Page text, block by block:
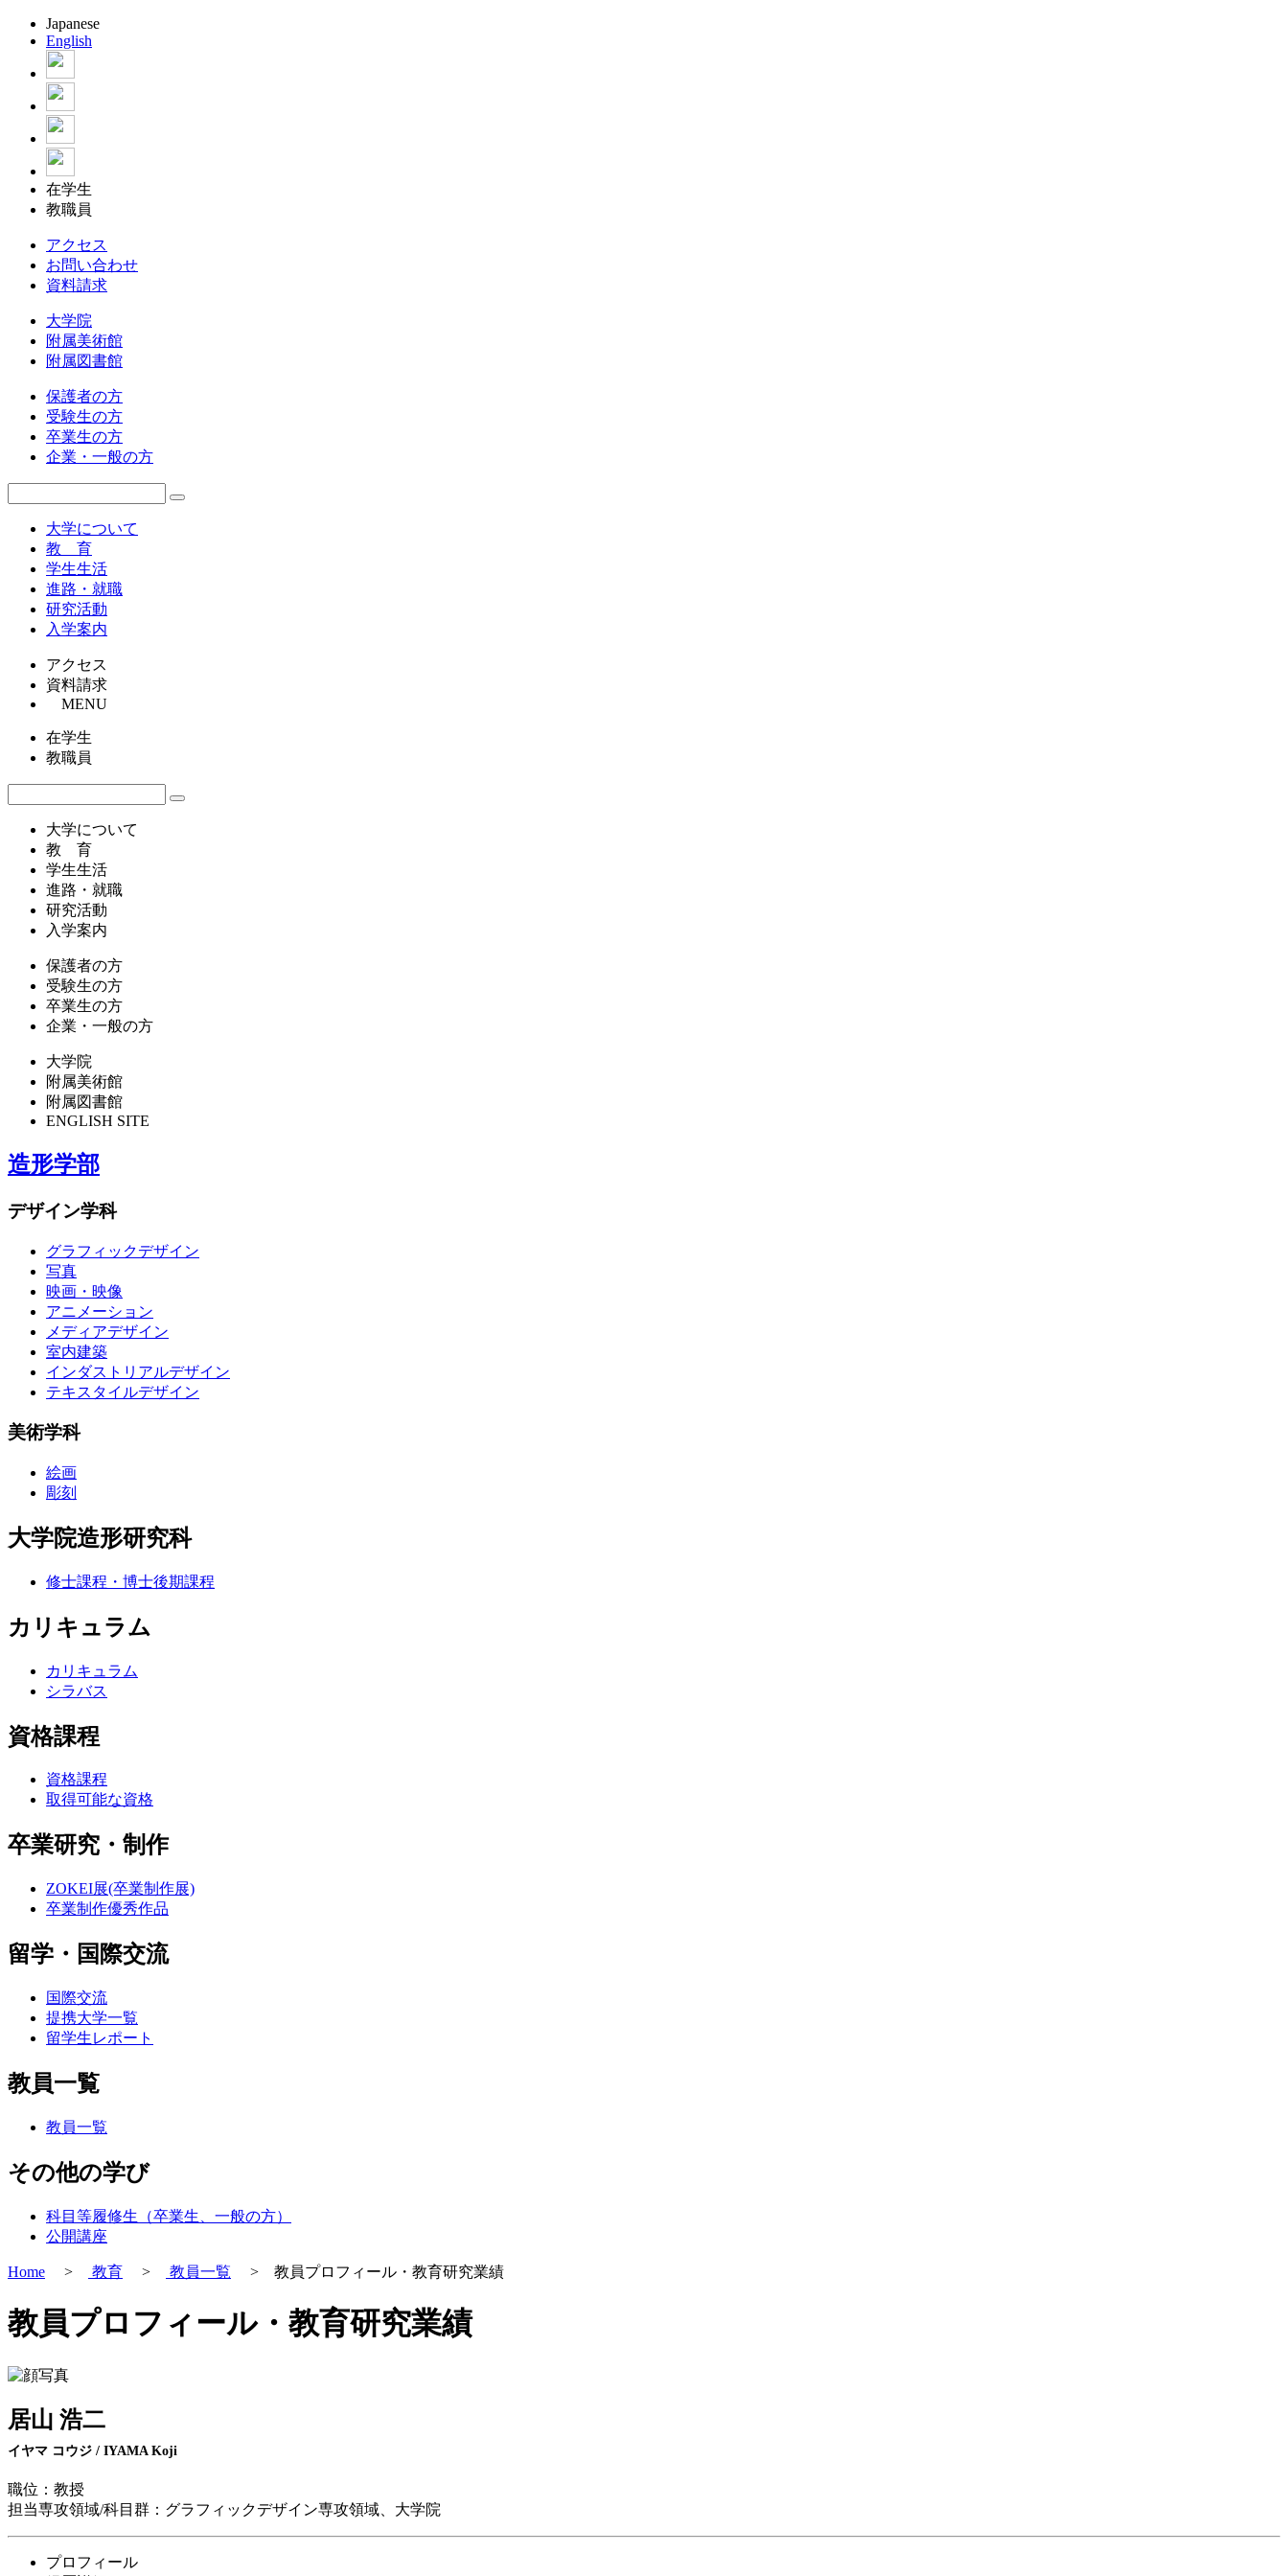
Japanese
English
在学生
教職員
アクセス
お問い合わせ
資料請求
大学院
附属美術館
附属図書館
保護者の方
受験生の方
卒業生の方
企業・一般の方
大学について
教 育
学生生活
進路・就職
研究活動
入学案内
アクセス
資料請求
MENU
在学生
教職員
大学について
教 育
学生生活
進路・就職
研究活動
入学案内
保護者の方
受験生の方
卒業生の方
企業・一般の方
大学院
附属美術館
附属図書館
ENGLISH SITE
造形学部
デザイン学科
グラフィックデザイン
写真
映画・映像
アニメーション
メディアデザイン
室内建築
インダストリアルデザイン
テキスタイルデザイン
美術学科
絵画
彫刻
大学院造形研究科
修士課程・博士後期課程
カリキュラム
カリキュラム
シラバス
資格課程
資格課程
取得可能な資格
卒業研究・制作
ZOKEI展(卒業制作展)
卒業制作優秀作品
留学・国際交流
国際交流
提携大学一覧
留学生レポート
教員一覧
教員一覧
その他の学び
科目等履修生（卒業生、一般の方）
公開講座
Home > 教育 > 教員一覧 > 教員プロフィール・教育研究業績
教員プロフィール・教育研究業績
居山 浩二
イヤマ コウジ / IYAMA Koji
職位：教授
担当専攻領域/科目群：グラフィックデザイン専攻領域、大学院
プロフィール